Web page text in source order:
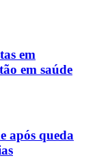
em
em saúde
após queda